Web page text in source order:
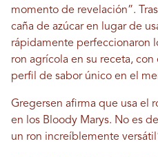
momento de revelación”.
caña de azúcar en lugar de
rápidamente perfeccionaron
ron agrícola en su receta,
perfil de sabor único en el
Gregersen afirma que usa el
en los Bloody Marys. No es
un ron increíblemente